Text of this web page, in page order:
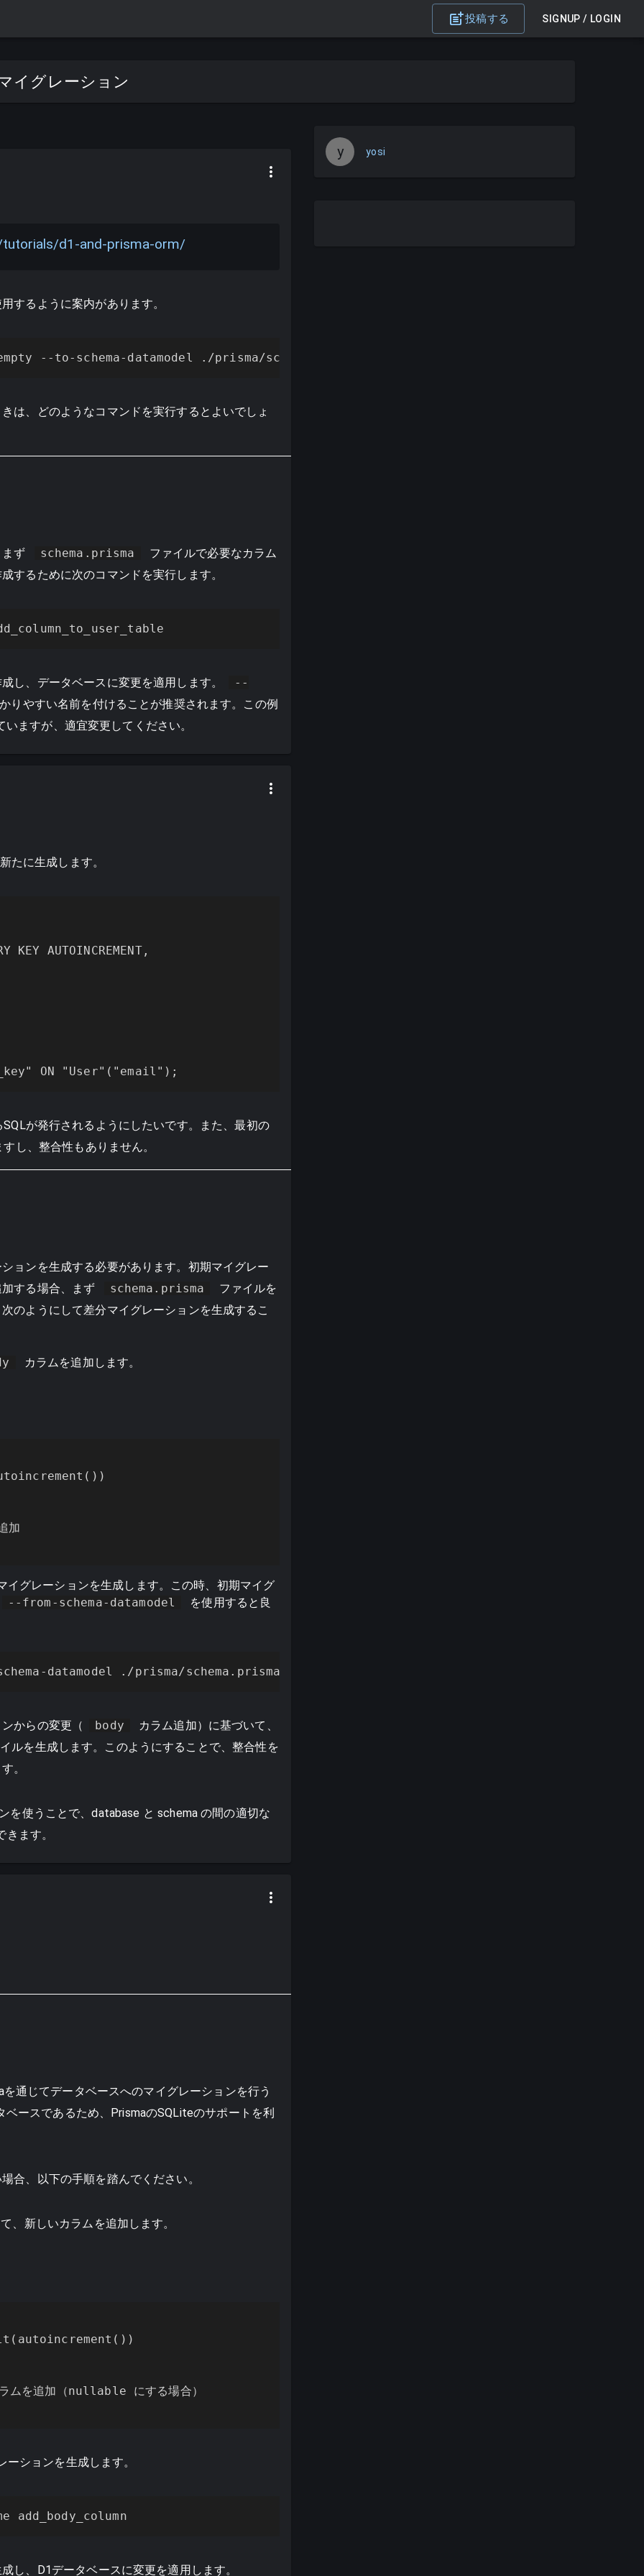
投稿する SIGNUP / LOGIN
イグレーション
d1-and-prisma-orm/
するように案内があります。
--to-schema-datamodel ./prisma/schema.prisma --script --output migrations/
は、どのようなコマンドを実行するとよいでしょ
ず schema.prisma
ファイルで必要なカラム
するために次のコマンドを実行します。
し、データベースに変更を適用します。
--
りやすい名前を付けることが推奨されます。この例
ますが、適宜変更してください。
たに生成します。
KEY AUTOINCREMENT,
ON "User"("email");
が発行されるようにしたいです。また、最初の
し、整合性もありません。
ョンを生成する必要があります。初期マイグレー
する場合、まず
schema.prisma
ファイルを
のようにして差分マイグレーションを生成するこ
カラムを追加します。
加
イグレーションを生成します。この時、初期マイグ
--from-schema-datamodel
を使用すると良
datamodel ./prisma/schema.prisma --to-schema-datamodel ./prisma/migrations/
からの変更（ body
カラム追加）に基づいて、
ルを生成します。このようにすることで、整合性を
。
を使うことで、database と schema の間の適切な
ます。
通じてデータベースへのマイグレーションを行う
ースであるため、PrismaのSQLiteのサポートを利
合、以下の手順を踏んでください。
、新しいカラムを追加します。
を追加（nullable にする場合）
ションを生成します。
add_body_column
し、D1データベースに変更を適用します。
y yosi